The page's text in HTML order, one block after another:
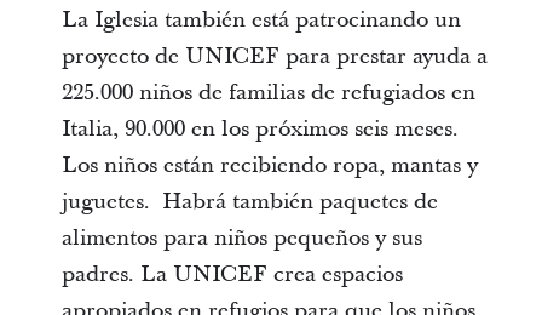
La Iglesia también está patrocinando un
proyecto de UNICEF para prestar ayuda a
225.000 niños de familias de refugiados en
Italia, 90.000 en los próximos seis meses.
Los niños están recibiendo ropa, mantas y
juguetes. Habrá también paquetes de
alimentos para niños pequeños y sus
padres. La UNICEF crea espacios